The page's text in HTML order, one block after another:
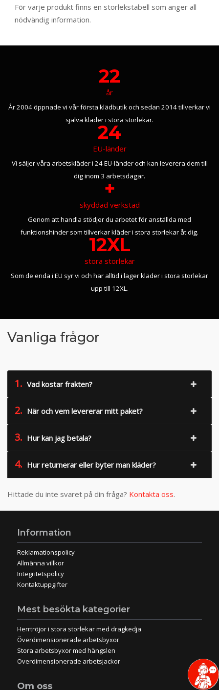
För varje produkt finns en storlekstabell som anger all
nödvändig information.
22
år
År 2004 öppnade vi vår första klädbutik och sedan 2014 tillverkar vi
själva kläder i stora storlekar.
24
EU-länder
Vi säljer våra arbetskläder i 24 EU-länder och kan leverera dem till
dig inom 3 arbetsdagar.
+
skyddad verkstad
Genom att handla stödjer du arbetet för anställda med
funktionshinder som tillverkar kläder i stora storlekar åt dig.
12XL
stora storlekar
Som de enda i EU syr vi och har alltid i lager kläder i stora storlekar
upp till 12XL.
Vanliga frågor
1. Vad kostar frakten?
2. När och vem levererar mitt paket?
3. Hur kan jag betala?
4. Hur returnerar eller byter man kläder?
Hittade du inte svaret på din fråga? Kontakta oss.
Information
Reklamationspolicy
Allmänna villkor
Integritetspolicy
Kontaktuppgifter
Mest besökta kategorier
Herrtröjor i stora storlekar med dragkedja
Överdimensionerade arbetsbyxor
Stora arbetsbyxor med hängslen
Överdimensionerade arbetsjackor
Om oss